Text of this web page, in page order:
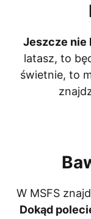
Jeszcze nie
latasz, to
świetnie, to
W MSFS
Dokąd